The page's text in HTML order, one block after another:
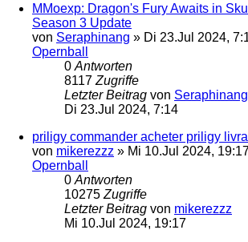
MMoexp: Dragon's Fury Awaits in
Season 3 Update
von Seraphinang » Di 23.Jul 2024,
Opernball
0 Antworten
8117 Zugriffe
Letzter Beitrag von Seraphinang
Di 23.Jul 2024, 7:14
priligy commander acheter priligy
von mikerezzz » Mi 10.Jul 2024,
Opernball
0 Antworten
10275 Zugriffe
Letzter Beitrag von mikerezzz
Mi 10.Jul 2024, 19:17